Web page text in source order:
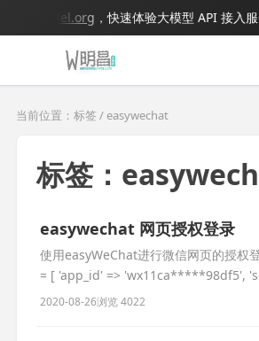
，快速体验大模型 API 接入服务。
当前位置：标签 / easywechat
标签：
easywechat 网页授权登录
使用easyWeChat进行微信网页的授
= [ 'app_id' => 'wx11ca*****98df5',
2020-08-26浏览 4022